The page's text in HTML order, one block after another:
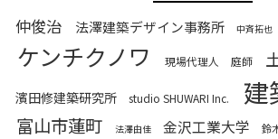
仲俊治 法澤建築デザイン事務所 中斉拓也
ケンチクノワ 現場代理人 庭師
濱田修建築研究所 studio SHUWARI Inc. 建
富山市蓮町 法澤由佳 金沢工業大学 鈴